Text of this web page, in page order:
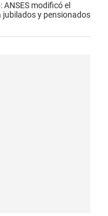
modificó el
jubilados y pensionados